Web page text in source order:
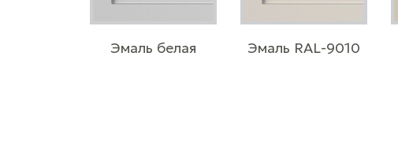
Эмаль белая Эмаль RAL-9010